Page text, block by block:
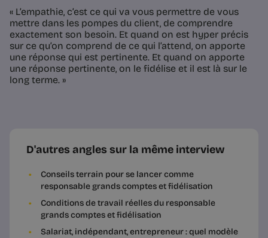
« L’empathie, c’est ce qui va vous permettre de vous
mettre dans les pompes du client, de comprendre
exactement son besoin. Et quand on est hyper précis
sur ce qu’on comprend de ce qui l’attend, on apporte
une réponse qui est pertinente. Et quand on apporte
une réponse pertinente, on le fidélise et il est là sur le
long terme. »
D'autres angles sur la même interview
Conseils terrain pour se lancer comme
responsable grands comptes et fidélisation
Conditions de travail réelles du responsable
grands comptes et fidélisation
Salariat, indépendant, entrepreneur : quel modèle